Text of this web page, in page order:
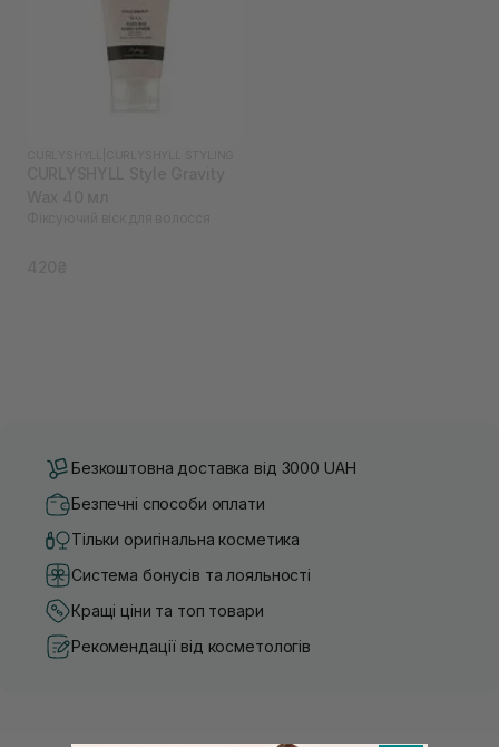
Безкоштовна доставка від 3000 UAH
Безпечні способи оплати
Тільки оригінальна косметика
Система бонусів та лояльності
Кращі ціни та топ товари
Рекомендації від косметологів